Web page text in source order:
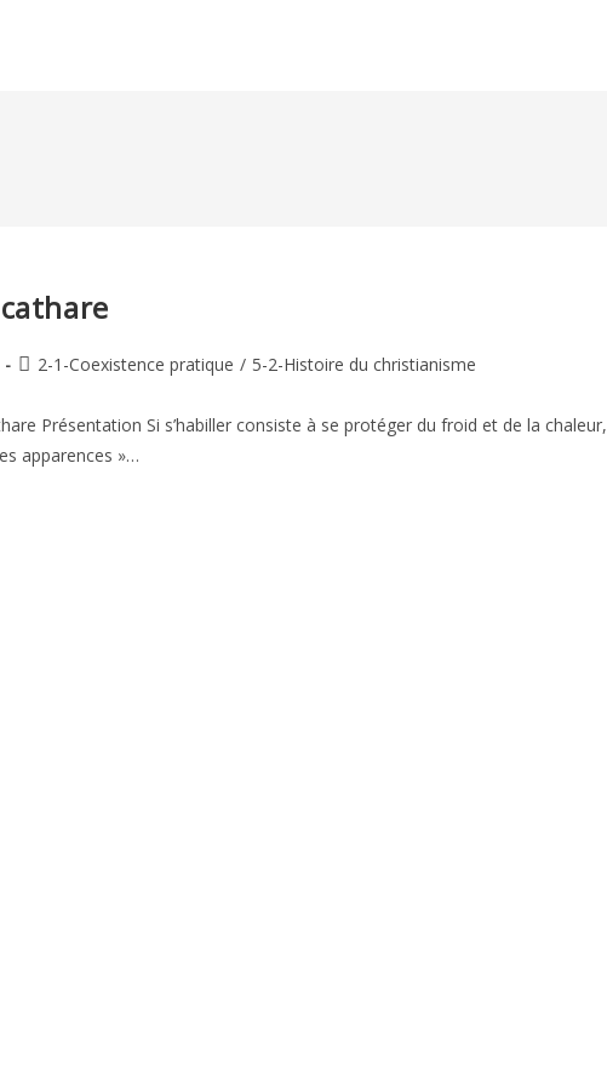
Post2-1-Coexistence pratique / 5-2-Histoire du christianisme
Présentation Si s’habiller consiste à se protéger du froid et de la chaleur,
apparences »…